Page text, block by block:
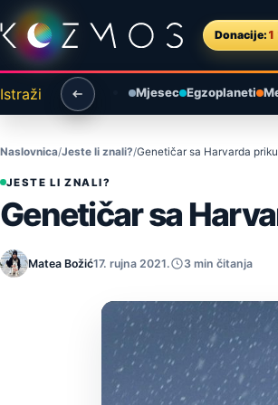
Preskoči na sadržaj
Donacije:
Istraži Mjesec Egzoplaneti
Naslovnica Jeste li znali? Genetičar sa Harvarda
JESTE LI ZNALI?
Genetičar sa
Matea Božić17. rujna 2021. 3 min čitanja